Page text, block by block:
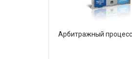
Арбитражный